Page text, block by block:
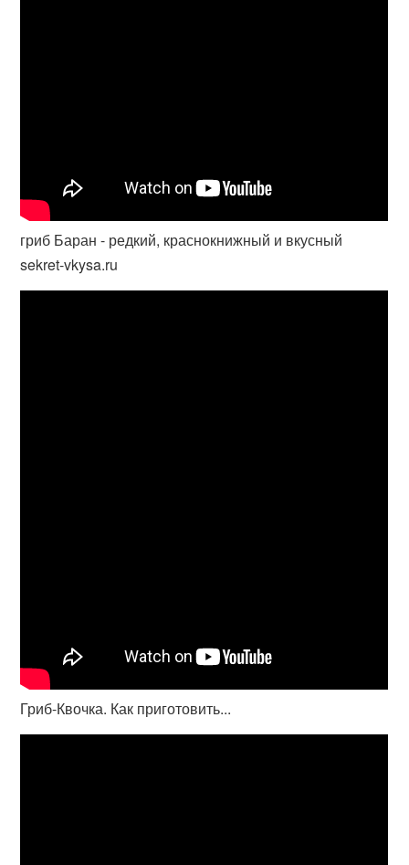
гриб Баран - редкий, краснокнижный и вкусный
sekret-vkysa.ru
Гриб-Квочка. Как приготовить...